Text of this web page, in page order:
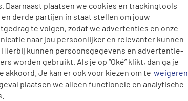
Daarnaast plaatsen we cookies en trackingtools
en derde partijen in staat stellen om jouw
te volgen, zodat we advertenties en onze
naar jou persoonlijker en relevanter kunnen
Hierbij kunnen persoonsgegevens en advertentie-
worden gebruikt. Als je op “Oké” klikt, dan ga je
akkoord. Je kan er ook voor kiezen om te weigeren
geval plaatsen we alleen functionele en analytische
kunnen veranderen en je
houdt met de
stroomprijsper kwartier of
het beste bij je past, hangt
je energiecontract bezig